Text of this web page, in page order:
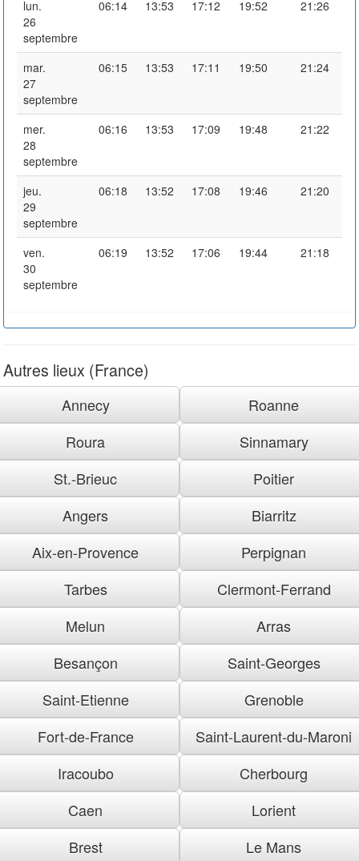
lun.
26
septembre
06:14 13:53 17:12 19:52 21:26
mar.
27
septembre
06:15 13:53 17:11 19:50 21:24
mer.
28
septembre
06:16 13:53 17:09 19:48 21:22
jeu.
29
septembre
06:18 13:52 17:08 19:46 21:20
ven.
30
septembre
06:19 13:52 17:06 19:44 21:18
Autres lieux (France)
Annecy
Roanne
Roura
Sinnamary
St.-Brieuc
Poitier
Angers
Biarritz
Aix-en-Provence
Perpignan
Tarbes
Clermont-Ferrand
Melun
Arras
Besançon
Saint-Georges
Saint-Etienne
Grenoble
Fort-de-France
Saint-Laurent-du-Maroni
Iracoubo
Cherbourg
Caen
Lorient
Brest
Le Mans